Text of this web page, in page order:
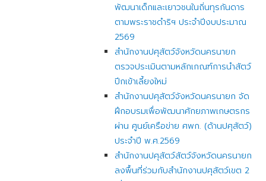
พัฒนาเด็กและเยาวชนในถิ่นทุรกันดาร
ตามพระราชดำริฯ ประจำปีงบประมาณ
2569
สำนักงานปศุสัตว์จังหวัดนครนายก
ตรวจประเมินตามหลักเกณฑ์การนำสัตว์
ปีกเข้าเลี้ยงใหม่
สำนักงานปศุสัตว์จังหวัดนครนายก จัด
ฝึกอบรมเพื่อพัฒนาศักยภาพเกษตรกร
ผ่าน ศูนย์เครือข่าย ศพก. (ด้านปศุสัตว์)
ประจำปี พ.ศ.2569
สำนักงานปศุสัตว์สัตว์จังหวัดนครนายก
ลงพื้นที่ร่วมกับสำนักงานปศุสัตว์เขต 2